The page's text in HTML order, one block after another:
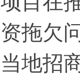
拖欠
地招